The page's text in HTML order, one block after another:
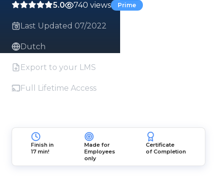
5.0 740 views Prime
Last Updated 07/2022
Dutch
Export to your LMS
Full Lifetime Access
Finish in
17 min!
Made for
Employees
only
Certificate
of Completion